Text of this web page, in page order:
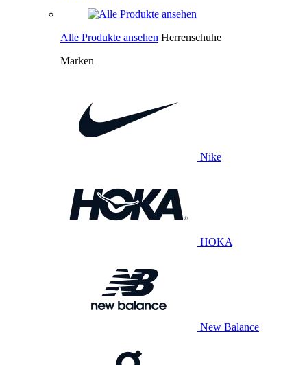
Alle Produkte ansehen Herrenschuhe
Marken
Nike
HOKA
New Balance